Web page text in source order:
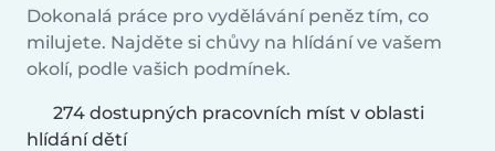
Dokonalá práce pro vydělávání peněz tím, co
milujete. Najděte si chůvy na hlídání ve vašem
okolí, podle vašich podmínek.
274 dostupných pracovních míst v oblasti
hlídání dětí